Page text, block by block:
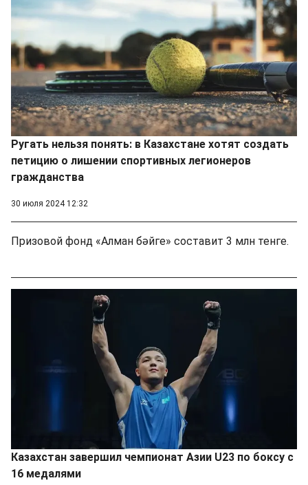
Ругать нельзя понять: в Казахстане хотят создать
петицию о лишении спортивных легионеров
гражданства
30 июля 2024 12:32
Призовой фонд «Алман бәйге» составит 3 млн тенге.
Казахстан завершил чемпионат Азии U23 по боксу с
16 медалями